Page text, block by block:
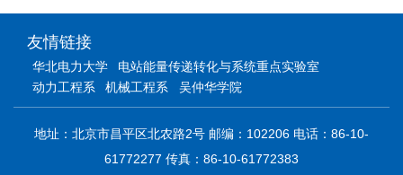
友情链接
华北电力大学
电站能量传递转化与系统重点实验室
动力工程系
机械工程系 吴仲华学院
地址：北京市昌平区北农路2号 邮编：102206 电话：86-10-
61772277 传真：86-10-61772383